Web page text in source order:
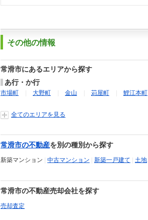
その他の情報
常滑市にあるエリアから探す
あ行・か行
市場町 大野町 金山 苅屋町 鯉江本町
全てのエリアを見る
常滑市の不動産を別の種別から探す
新築マンション 中古マンション 新築一戸建て 土地
常滑市の不動産売却会社を探す
売却査定